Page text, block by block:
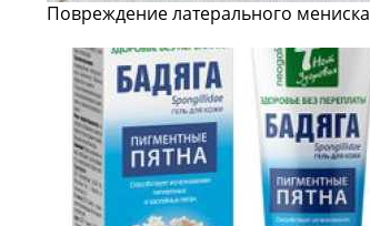
Повреждение латерального мениска